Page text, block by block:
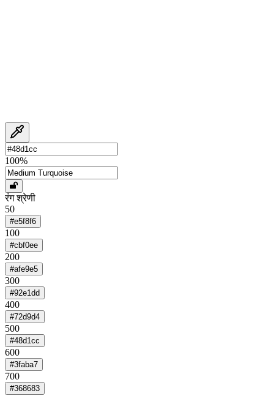
100%
रंग श्रेणी
50
#e5f8f6
100
#cbf0ee
200
#afe9e5
300
#92e1dd
400
#72d9d4
500
#48d1cc
600
#3faba7
700
#368683